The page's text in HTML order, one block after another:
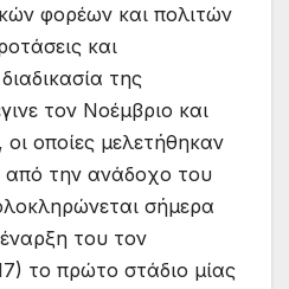
φορέων και πολιτών
και
της
τον Νοέµβριο και
οποίες µελετήθηκαν
από την ανάδοχο του
σήµερα
του τον
το πρώτο στάδιο µίας